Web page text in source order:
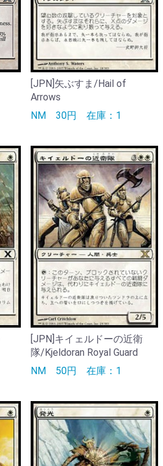
[JPN]矢ぶすま/Hail of
Arrows
NM 30円 在庫：1
[JPN]キイェルドーの近衛
隊/Kjeldoran Royal Guard
NM 50円 在庫：1